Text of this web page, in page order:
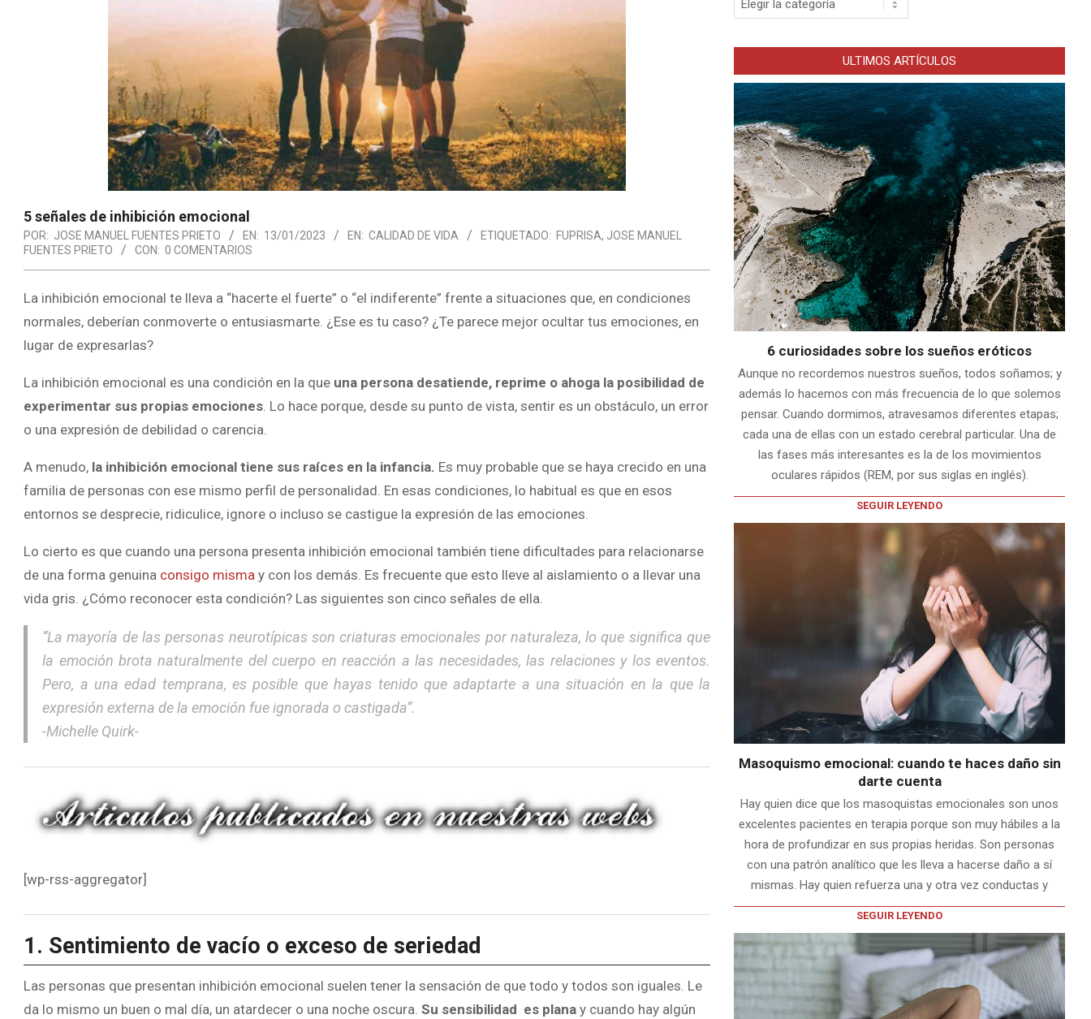
5 señales de inhibición emocional
POR: JOSE MANUEL FUENTES PRIETO EN: 13/01/2023 EN: CALIDAD DE VIDA ETIQUETADO: FUPRISA, JOSE MANUEL
FUENTES PRIETO
CON: 0 COMENTARIOS
La inhibición emocional te lleva a “hacerte el fuerte” o “el indiferente” frente a situaciones que, en condiciones
normales, deberían conmoverte o entusiasmarte. ¿Ese es tu caso? ¿Te parece mejor ocultar tus emociones, en
lugar de expresarlas?
La inhibición emocional es una condición en la que una persona desatiende, reprime o ahoga la posibilidad de
experimentar sus propias emociones. Lo hace porque, desde su punto de vista, sentir es un obstáculo, un error
o una expresión de debilidad o carencia.
A menudo, la inhibición emocional tiene sus raíces en la infancia. Es muy probable que se haya crecido en una
familia de personas con ese mismo perfil de personalidad. En esas condiciones, lo habitual es que en esos
entornos se desprecie, ridiculice, ignore o incluso se castigue la expresión de las emociones.
Lo cierto es que cuando una persona presenta inhibición emocional también tiene dificultades para relacionarse
de una forma genuina consigo misma y con los demás. Es frecuente que esto lleve al aislamiento o a llevar una
vida gris. ¿Cómo reconocer esta condición? Las siguientes son cinco señales de ella.
“La mayoría de las personas neurotípicas son criaturas emocionales por naturaleza, lo que significa que
la emoción brota naturalmente del cuerpo en reacción a las necesidades, las relaciones y los eventos.
Pero, a una edad temprana, es posible que hayas tenido que adaptarte a una situación en la que la
expresión externa de la emoción fue ignorada o castigada”.
-Michelle Quirk-
[wp-rss-aggregator]
1. Sentimiento de vacío o exceso de seriedad
Las personas que presentan inhibición emocional suelen tener la sensación de que todo y todos son iguales. Le
da lo mismo un buen o mal día, un atardecer o una noche oscura. Su sensibilidad es plana y cuando hay algún
ULTIMOS ARTÍCULOS
6 curiosidades sobre los sueños eróticos
Aunque no recordemos nuestros sueños, todos soñamos; y
además lo hacemos con más frecuencia de lo que solemos
pensar. Cuando dormimos, atravesamos diferentes etapas;
cada una de ellas con un estado cerebral particular. Una de
las fases más interesantes es la de los movimientos
oculares rápidos (REM, por sus siglas en inglés).
SEGUIR LEYENDO
Masoquismo emocional: cuando te haces daño sin
darte cuenta
Hay quien dice que los masoquistas emocionales son unos
excelentes pacientes en terapia porque son muy hábiles a la
hora de profundizar en sus propias heridas. Son personas
con una patrón analítico que les lleva a hacerse daño a sí
mismas. Hay quien refuerza una y otra vez conductas y
SEGUIR LEYENDO